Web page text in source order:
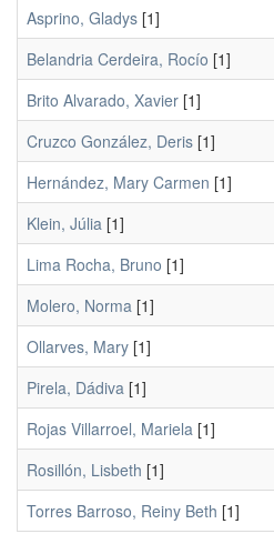
Asprino, Gladys [1]
Belandria Cerdeira, Rocío [1]
Brito Alvarado, Xavier [1]
Cruzco González, Deris [1]
Hernández, Mary Carmen [1]
Klein, Júlia [1]
Lima Rocha, Bruno [1]
Molero, Norma [1]
Ollarves, Mary [1]
Pirela, Dádiva [1]
Rojas Villarroel, Mariela [1]
Rosillón, Lisbeth [1]
Torres Barroso, Reiny Beth [1]